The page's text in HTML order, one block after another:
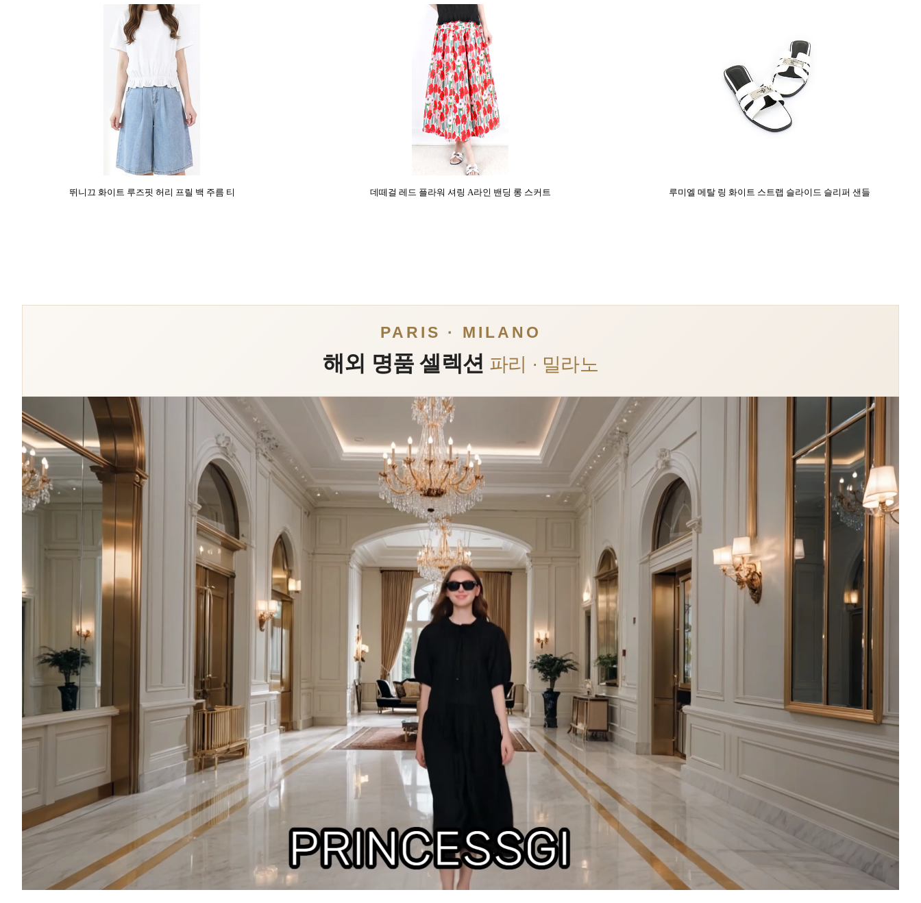
뛰니끄 화이트 루즈핏 허리 프릴 백 주름 티 데떼걸 레드 플라워 셔링 A라인 밴딩 롱 스커트 루미엘 메탈 링 화이트 스트랩 슬라이드 슬리퍼 샌들
PARIS · MILANO
해외 명품 셀렉션 파리 · 밀라노